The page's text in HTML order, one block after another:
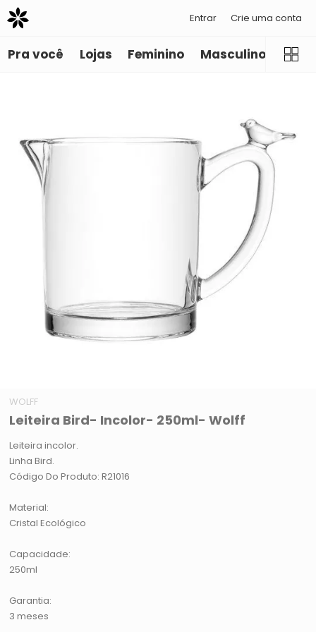
Entrar Crie uma conta
Pra você Lojas Feminino Masculino
WOLFF
Leiteira Bird- Incolor- 250ml- Wolff
Leiteira incolor.
Linha Bird.
Código Do Produto: R21016
Material:
Cristal Ecológico
Capacidade:
250ml
Garantia:
3 meses